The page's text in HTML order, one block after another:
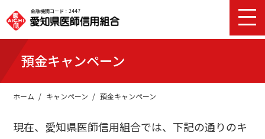
金融機関コード：2447
預金キャンペーン
ホーム キャンペーン 預金キャンペーン
現在、愛知県医師信用組合では、下記の通りのキ